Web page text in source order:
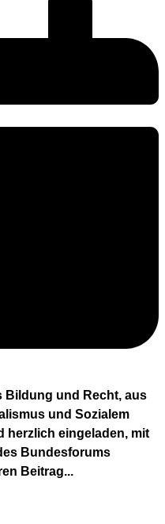
Bildung und Recht, aus
und Sozialem
herzlich eingeladen, mit
Bundesforums
Beitrag...